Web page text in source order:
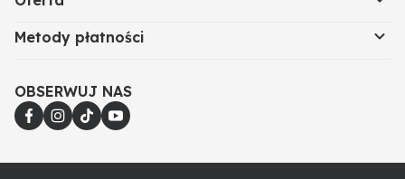
Metody płatności
OBSERWUJ NAS